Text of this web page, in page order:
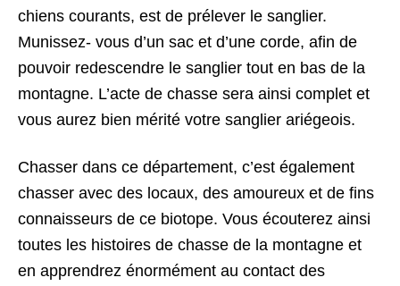
chiens courants, est de prélever le sanglier.
Munissez- vous d’un sac et d’une corde, afin de
pouvoir redescendre le sanglier tout en bas de la
montagne. L’acte de chasse sera ainsi complet et
vous aurez bien mérité votre sanglier ariégeois.
Chasser dans ce département, c’est également
chasser avec des locaux, des amoureux et de fins
connaisseurs de ce biotope. Vous écouterez ainsi
toutes les histoires de chasse de la montagne et
en apprendrez énormément au contact des